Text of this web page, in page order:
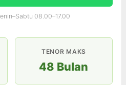
08.00–17.00
TENOR MAKS
48 Bulan